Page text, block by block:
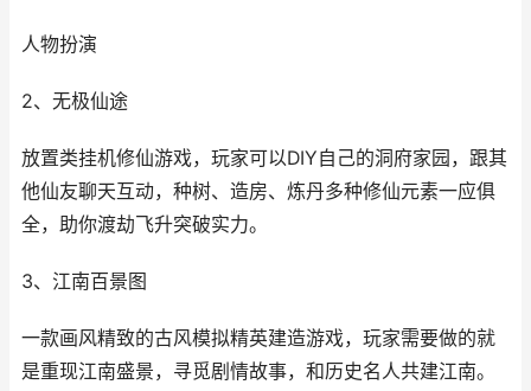
人物扮演
2、无极仙途
放置类挂机修仙游戏，玩家可以DIY自己的洞府家园，跟其
他仙友聊天互动，种树、造房、炼丹多种修仙元素一应俱
全，助你渡劫飞升突破实力。
3、江南百景图
一款画风精致的古风模拟精英建造游戏，玩家需要做的就
是重现江南盛景，寻觅剧情故事，和历史名人共建江南。